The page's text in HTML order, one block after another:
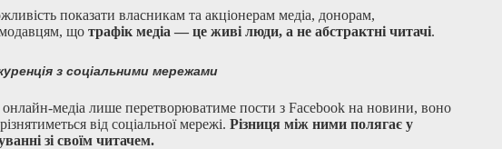
показати власникам та акціонерам медіа, донорам,
що трафік медіа — це живі люди, а не абстрактні читачі.
з соціальними мережами
медіа лише перетворюватиме пости з Facebook на новини, воно
від соціальної мережі. Різниця між ними полягає у
зі своїм читачем.